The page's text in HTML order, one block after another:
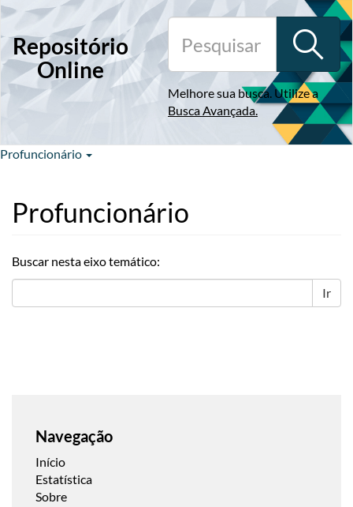
Repositório
Online
Melhore sua busca. Utilize a
Busca Avançada.
Profuncionário
Profuncionário
Buscar nesta eixo temático:
Ir
Navegação
Início
Estatística
Sobre